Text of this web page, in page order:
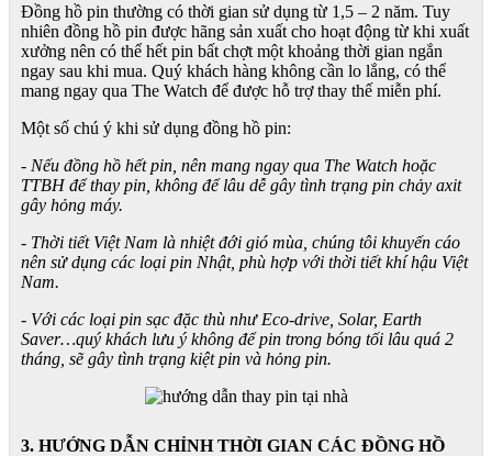
Đồng hồ pin thường có thời gian sử dụng từ 1,5 – 2 năm. Tuy
nhiên đồng hồ pin được hãng sản xuất cho hoạt động từ khi xuất
xưởng nên có thể hết pin bất chợt một khoảng thời gian ngắn
ngay sau khi mua. Quý khách hàng không cần lo lắng, có thể
mang ngay qua The Watch để được hỗ trợ thay thế miễn phí.
Một số chú ý khi sử dụng đồng hồ pin:
- Nếu đồng hồ hết pin, nên mang ngay qua The Watch hoặc
TTBH để thay pin, không để lâu dễ gây tình trạng pin chảy axit
gây hỏng máy.
- Thời tiết Việt Nam là nhiệt đới gió mùa, chúng tôi khuyến cáo
nên sử dụng các loại pin Nhật, phù hợp với thời tiết khí hậu Việt
Nam.
- Với các loại pin sạc đặc thù như Eco-drive, Solar, Earth
Saver…quý khách lưu ý không để pin trong bóng tối lâu quá 2
tháng, sẽ gây tình trạng kiệt pin và hỏng pin.
3. HƯỚNG DẪN CHỈNH THỜI GIAN CÁC ĐỒNG HỒ